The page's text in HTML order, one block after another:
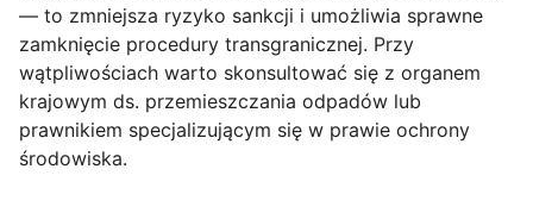
— to zmniejsza ryzyko sankcji i umożliwia sprawne
zamknięcie procedury transgranicznej. Przy
wątpliwościach warto skonsultować się z organem
krajowym ds. przemieszczania odpadów lub
prawnikiem specjalizującym się w prawie ochrony
środowiska.